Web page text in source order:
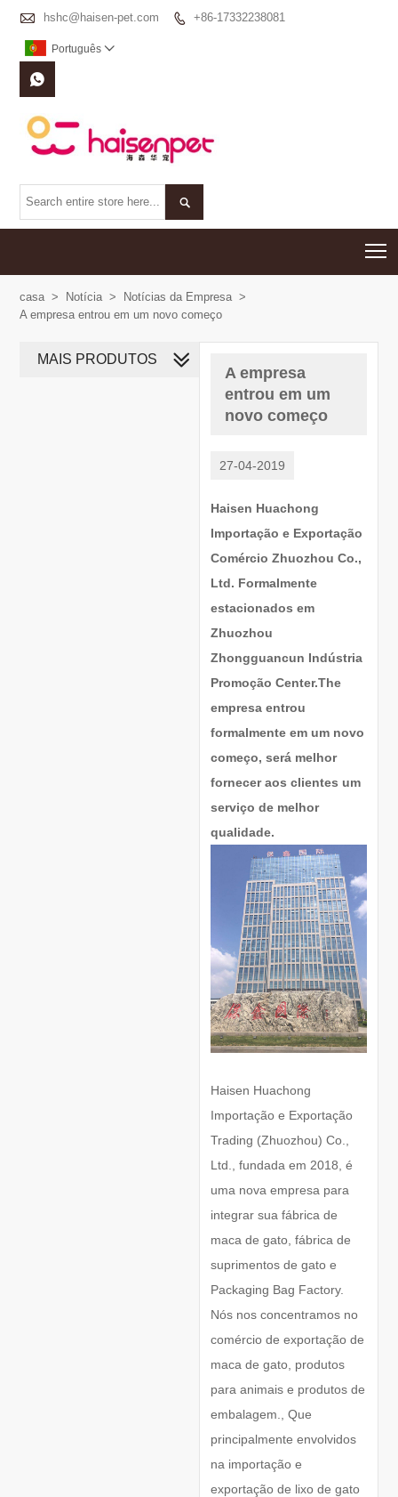
 hshc@haisen-pet.com  +86-17332238081
Português 


casa > Notícia > Notícias da Empresa >
A empresa entrou em um novo começo
A empresa
entrou em um
novo começo
27-04-2019
Haisen Huachong
Importação e Exportação
Comércio Zhuozhou Co.,
Ltd. Formalmente
estacionados em
Zhuozhou
Zhongguancun Indústria
Promoção Center.The
empresa entrou
formalmente em um novo
começo, será melhor
fornecer aos clientes um
serviço de melhor
qualidade.
Haisen Huachong
Importação e Exportação
Trading (Zhuozhou) Co.,
Ltd., fundada em 2018, é
uma nova empresa para
integrar sua fábrica de
maca de gato, fábrica de
suprimentos de gato e
Packaging Bag Factory.
Nós nos concentramos no
comércio de exportação de
maca de gato, produtos
para animais e produtos de
embalagem., Que
principalmente envolvidos
na importação e
exportação de lixo de gato
MAIS PRODUTOS